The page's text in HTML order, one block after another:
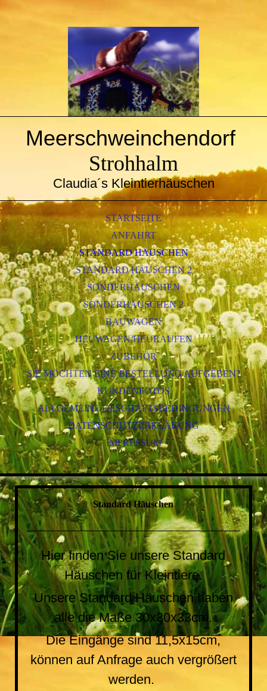
Meerschweinchendorf
Strohhalm
Claudia´s Kleintierhäuschen
STARTSEITE
ANFAHRT
STANDARD HÄUSCHEN
STANDARD HÄUSCHEN 2
SONDERHÄUSCHEN
SONDERHÄUSCHEN 2
BAUWAGEN
HEUWAGEN/HEURAUFEN
ZUBEHÖR
SIE MÖCHTEN EINE BESTELLUNG AUFGEBEN?
KUNDENFOTOS
ALLGEMEINE GESCHÄFTSBEDINGUNGEN
DATENSCHUTZERKLÄRUNG
IMPRESSUM
Standard Häuschen
Hier finden Sie unsere Standard
Häuschen für Kleintiere.
Unsere Standard Häuschen haben
alle die Maße 30x30x33cm.
Die Eingänge sind 11,5x15cm,
können auf Anfrage auch vergrößert
werden.